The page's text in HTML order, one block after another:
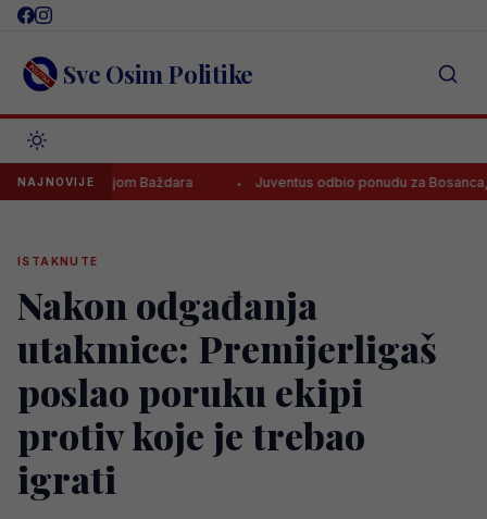
Skip
content Sve Osim Politike
NAJNOVIJE
prodajom Baždara Juventus odbio ponudu za Bosanca, imaju
ISTAKNUTE
Nakon odgađanja
utakmice: Premijerligaš
poslao poruku ekipi
protiv koje je trebao
igrati